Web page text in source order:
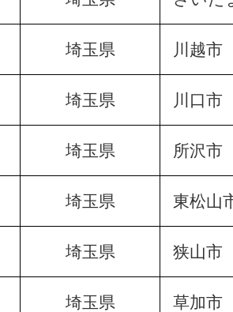
埼玉県 川越市
埼玉県 川口市
埼玉県 所沢市
埼玉県 東松山
埼玉県 狭山市
埼玉県 草加市